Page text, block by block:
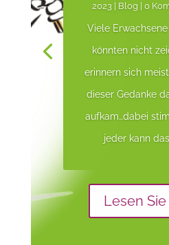
2023 Blog | 0
Viele
könnten nicht
erinnern sich
dieser Gedanke
aufkam…dabei
jeder kann
Lesen